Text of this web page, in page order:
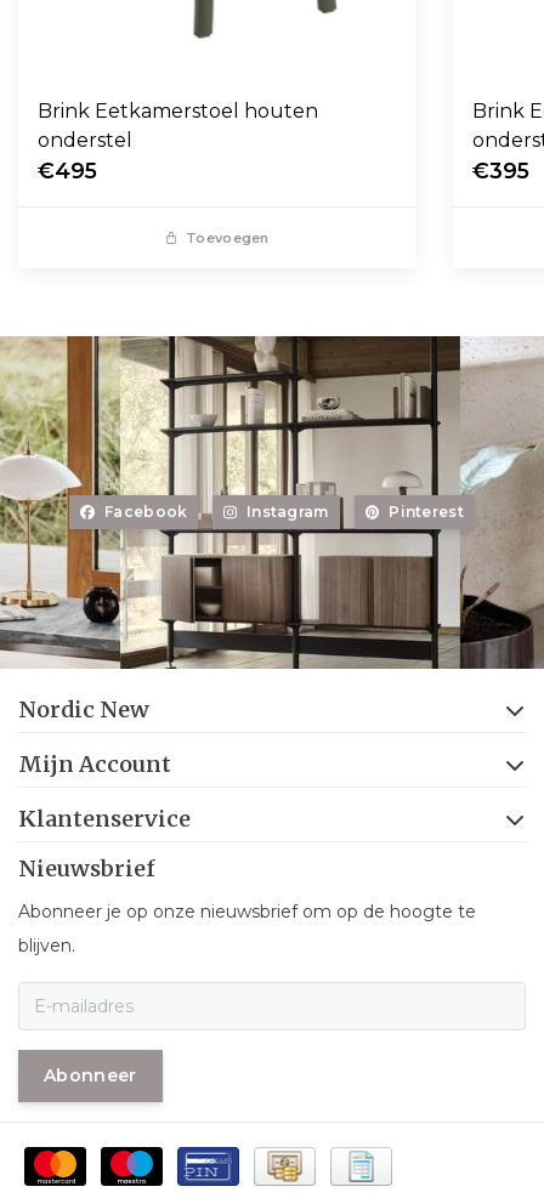
Brink Eetkamerstoel houten
onderstel
€495
Toevoegen
Brink
€395
Facebook Instagram Pinterest
Nordic New
Mijn Account
Klantenservice
Nieuwsbrief
Abonneer je op onze nieuwsbrief om op de hoogte te
blijven.
Abonneer